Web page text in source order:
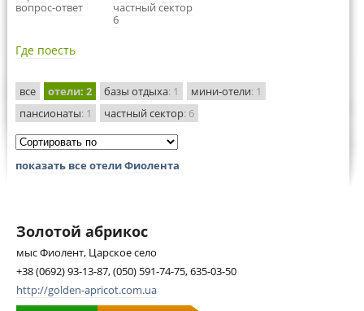
вопрос-ответ
частный сектор
6
Где поесть
все отели: 2 базы отдыха: 1 мини-отели: 1
пансионаты: 1 частный сектор: 6
показать все отели Фиолента
Золотой абрикос
мыс Фиолент, Царское село
+38 (0692) 93-13-87, (050) 591-74-75, 635-03-50
http://golden-apricot.com.ua